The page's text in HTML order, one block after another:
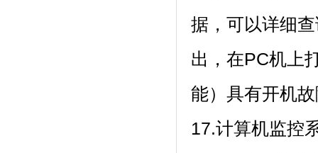
据，可以详细
出，在PC机
能）具有开机故
17.计算机监控